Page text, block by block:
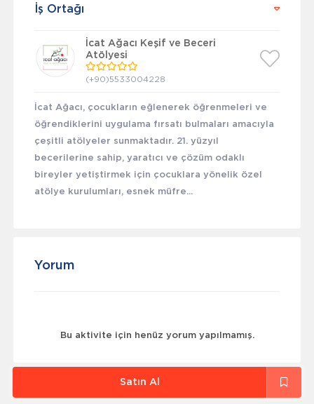
İş Ortağı
İcat Ağacı Keşif ve Beceri
Atölyesi
(+90)5533004228
İcat Ağacı, çocukların eğlenerek öğrenmeleri ve
öğrendiklerini uygulama fırsatı bulmaları amacıyla
çeşitli atölyeler sunmaktadır. 21. yüzyıl
becerilerine sahip, yaratıcı ve çözüm odaklı
bireyler yetiştirmek için çocuklara yönelik özel
atölye kurulumları, esnek müfre...
Yorum
Bu aktivite için henüz yorum yapılmamış.
Satın Al